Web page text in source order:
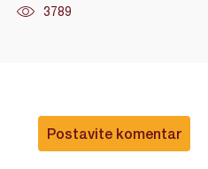
3789
Postavite komentar